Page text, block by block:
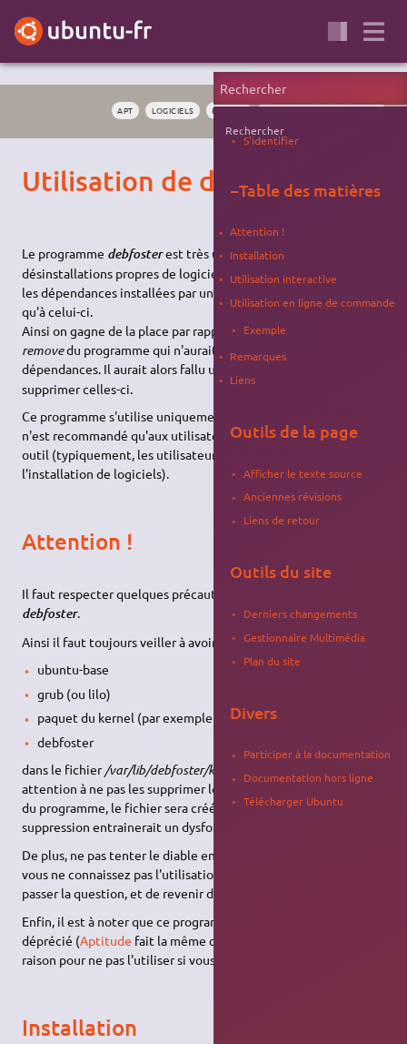
APT LOGICIELS PAQUET GESTIONNAIRE DE PAQUETS
Utilisation de debfoster
Le programme debfosterest très utile pour pouvoir faire des
désinstallations propres de logiciels, car il permet de supprimer
les dépendances installées par un paquet, et qui ne servent
qu'à celui-ci.
Ainsi on gagne de la place par rapport à un simple
removedu programme qui n'aurait pas supprimé les
dépendances. Il aurait alors fallu utiliser
supprimer celles-ci.
Ce programme s'utilise uniquement en ligne de commandes. Il
n'est recommandé qu'aux utilisateurs familiarisés avec cet
outil (typiquement, les utilisateurs du
l'installation de logiciels).
Attention !
Il faut respecter quelques précautions pour utiliser sans danger
debfoster.
Ainsi il faut toujours veiller à avoir les lignes :
ubuntu-base
grub (ou lilo)
paquet du kernel (par exemple linux-686)
debfoster
dans le fichier/var/lib/debfoster/keepers
attention à ne pas les supprimer lors de la première utilisation
du programme, le fichier sera créé automatiquement), leur
suppression entrainerait un dysfonctionnement du système.
De plus, ne pas tenter le diable en supprimant un paquet dont
vous ne connaissez pas l'utilisation. (il est toujours possible de
passer la question, et de revenir dessus après)
Enfin, il est à noter que ce programme est officiellement
déprécié (Aptitude fait la même chose), mais ce n'est pas une
raison pour ne pas l'utiliser si vous l'appréciez !
Installation
Rechercher
S'identifier
−Table des matières
Attention !
Installation
Utilisation interactive
Utilisation en ligne de commande
Exemple
Remarques
Liens
Outils de la page
Afficher le texte source
Anciennes révisions
Liens de retour
Outils du site
Derniers changements
Gestionnaire Multimédia
Plan du site
Divers
Participer à la documentation
Documentation hors ligne
Télécharger Ubuntu